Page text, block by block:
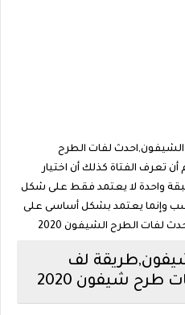
لفات الطرح
شالات 2020, المهم أن تعرف الفتاة كذلك أن اختيار
واحدة لا يعتمد فقط على شكل
وإنما يعتمد بشكل أساسى على
لفات الطرح الشيفون 2020
لف
طرح شيفون 2020